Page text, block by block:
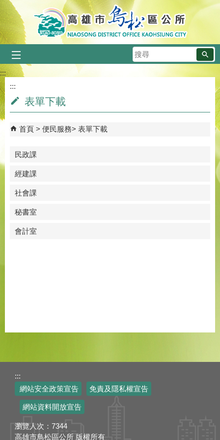
跳到主要內容區塊
搜
尋
:::
:::
表單下載
首頁 便民服務 表單下載
民政課
經建課
社會課
秘書室
會計室
:::
網站安全政策宣告
免責及隱私權宣告
網站資料開放宣告
瀏覽人次： 7344
高雄市鳥松區公所 版權所有